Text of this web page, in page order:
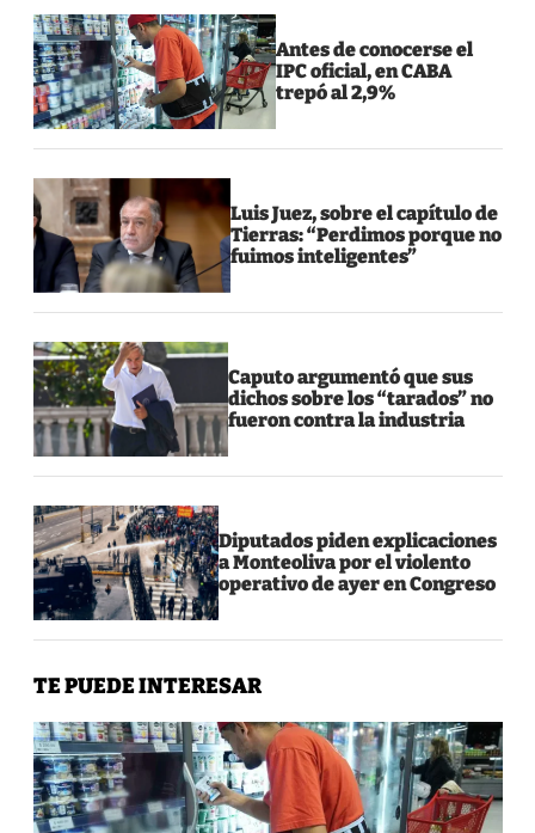
Antes de conocerse el
IPC oficial, en CABA
trepó al 2,9%
Luis Juez, sobre el capítulo de
Tierras: “Perdimos porque no
fuimos inteligentes”
Caputo argumentó que sus
dichos sobre los “tarados” no
fueron contra la industria
Diputados piden explicaciones
a Monteoliva por el violento
operativo de ayer en Congreso
TE PUEDE INTERESAR